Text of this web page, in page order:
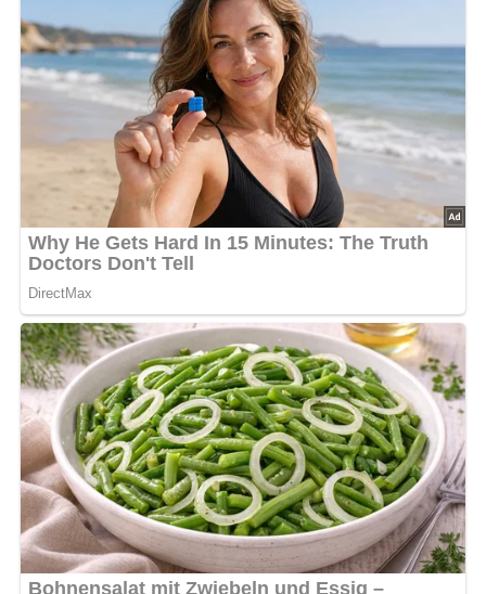
Lob, Kritik, Fragen oder Anregungen zum Rezept?
Dann hinterlasse doch bitte einen Kommentar am
Ende dieser Seite & auch eine Bewertung!
Und so wird es gemacht…
Die Stockschwämmchenhüte mit der feingehackten
Zwiebel in der zerlassenen Butter etwa 10 Minuten braten.
Dabei pfeffern und salzen. Wenn die Flüssigkeit der Pilze
verdampft ist, die mit der Milch verquirlten Eier
hinzufügen und unter gelegentlichem Umrühren stocken
lassen. Nochmals mit Pfeffer sowie Salz abschmecken
und die feingehackte Petersilie darüberstreuen. – Dazu
gibt es Schwarzbrot.
Nach: Pilze nach Jahreszeiten, Verlag für die Frau, Leipzig, DDR
Kennst du schon unser tolles DDR-Quiz?Was weißt du
noch alles über die DDR?Teste dein Wissen jetzt!